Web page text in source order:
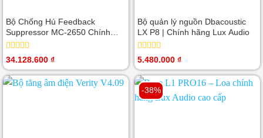
Bộ Chống Hú Feedback
Suppressor MC-2650 Chính
Hãng
Được
hạng
0
34.128.600 ₫
Bộ quản lý nguồn Dbacoustic
LX P8 | Chính hãng Lux Audio
Được
hạng
0
sao
5.480.000 ₫
-38%